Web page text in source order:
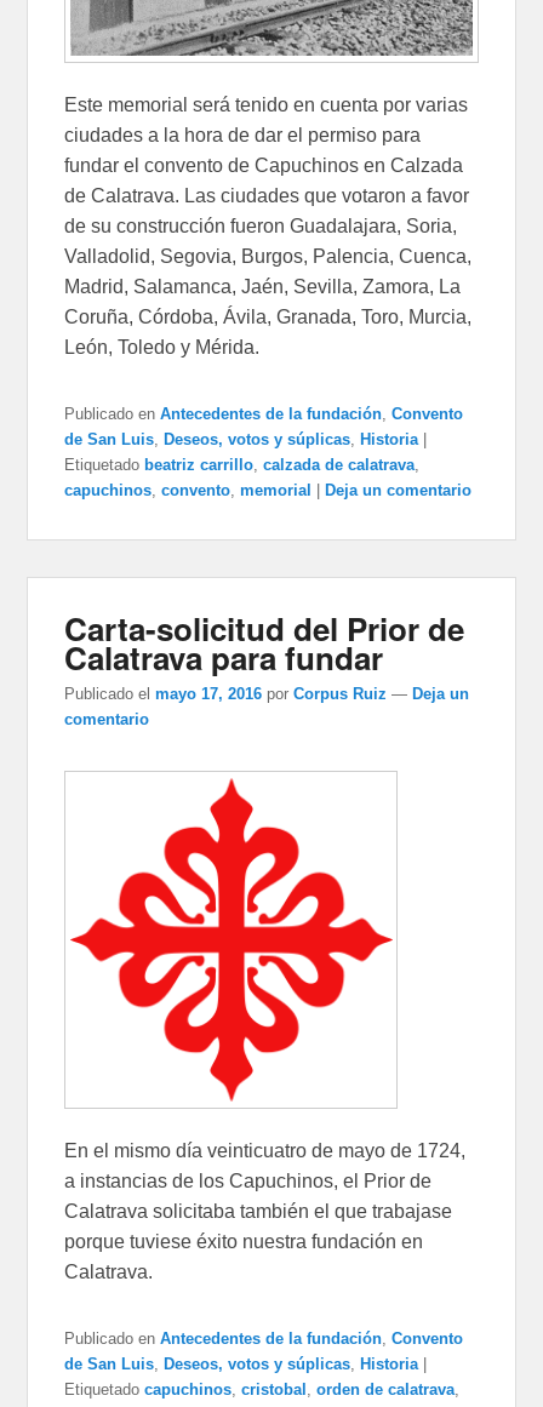
Este memorial será tenido en cuenta por varias
ciudades a la hora de dar el permiso para
fundar el convento de Capuchinos en Calzada
de Calatrava. Las ciudades que votaron a favor
de su construcción fueron Guadalajara, Soria,
Valladolid, Segovia, Burgos, Palencia, Cuenca,
Madrid, Salamanca, Jaén, Sevilla, Zamora, La
Coruña, Córdoba, Ávila, Granada, Toro, Murcia,
León, Toledo y Mérida.
Publicado en Antecedentes de la fundación ,Convento
de San Luis ,Deseos, votos y súplicas ,Historia |
Etiquetado beatriz carrillo ,calzada de calatrava
capuchinos ,convento ,memorial |Deja un comentario
Carta-solicitud del Prior de
Calatrava para fundar
Publicado el mayo 17, 2016 porCorpus Ruiz — Deja un
comentario
En el mismo día veinticuatro de mayo de 1724,
a instancias de los Capuchinos, el Prior de
Calatrava solicitaba también el que trabajase
porque tuviese éxito nuestra fundación en
Calatrava.
Publicado en Antecedentes de la fundación ,Convento
de San Luis ,Deseos, votos y súplicas ,Historia |
Etiquetado capuchinos ,cristobal ,orden de calatrava